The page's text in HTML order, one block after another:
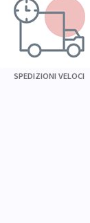
SPEDIZIONI VELOCI